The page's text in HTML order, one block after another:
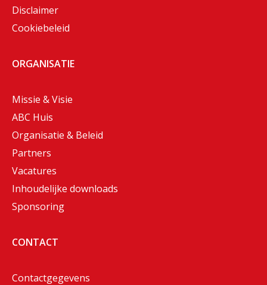
Disclaimer
Cookiebeleid
ORGANISATIE
Missie & Visie
ABC Huis
Organisatie & Beleid
Partners
Vacatures
Inhoudelijke downloads
Sponsoring
CONTACT
Contactgegevens